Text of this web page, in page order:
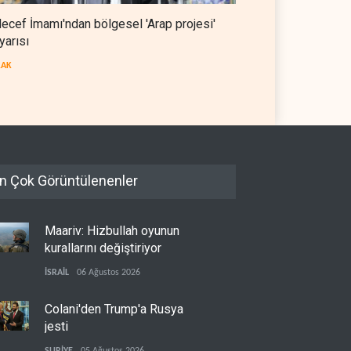
İmamı'ndan bölgesel 'Arap projesi'
Çok Görüntülenenler
Maariv: Hizbullah oyunun
kurallarını değiştiriyor
İSRAİL 06 Ağustos 2026
Colani'den Trump'a Rusya
jesti